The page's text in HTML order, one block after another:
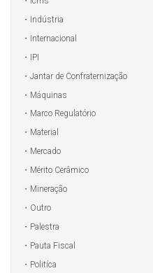
Indústria
Internacional
IPI
Jantar de Confraternização
Máquinas
Marco Regulatório
Material
Mercado
Mérito Cerâmico
Mineração
Outro
Palestra
Pauta Fiscal
Politíca